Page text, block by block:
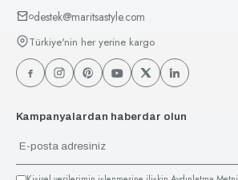
destek@maritsastyle.com
Türkiye'nin her yerine kargo
Kampanyalardan haberdar olun